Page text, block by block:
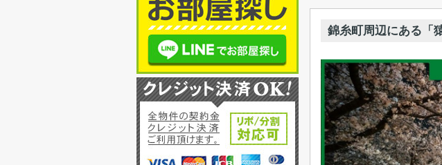
錦糸町周辺にある「